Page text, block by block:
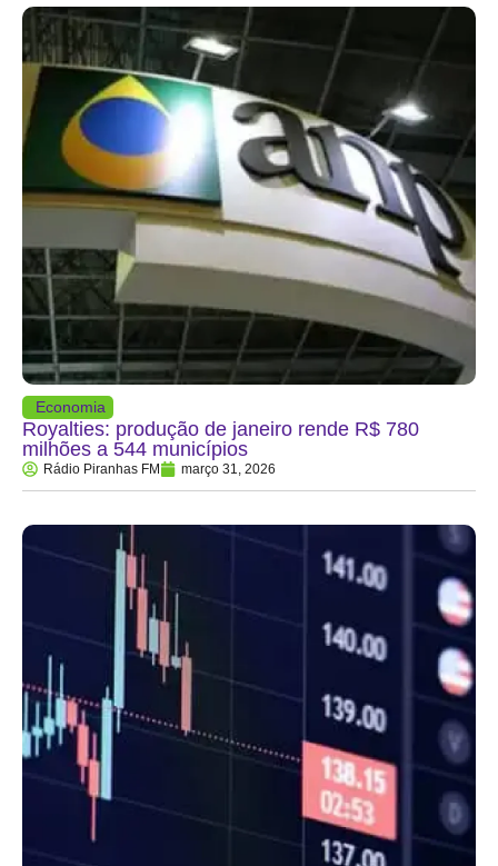
Economia
Royalties: produção de janeiro rende R$ 780
milhões a 544 municípios
Rádio Piranhas FM março 31, 2026